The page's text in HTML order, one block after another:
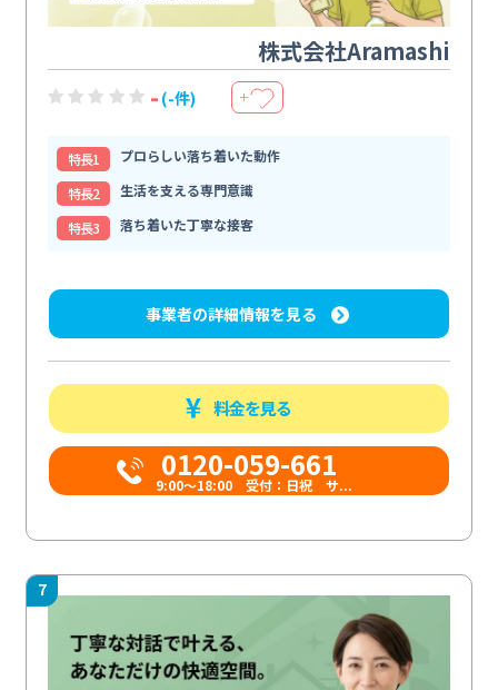
株式会社Aramashi
- (-件) ＋
特⻑1
プロらしい落ち着いた動作
特⻑2
生活を支える専門意識
特⻑3
落ち着いた丁寧な接客
事業者の詳細情報を見る
料金を見る
0120-059-661
9:00〜18:00 受付：日祝 サ...
7